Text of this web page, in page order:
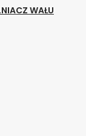
WAŁU